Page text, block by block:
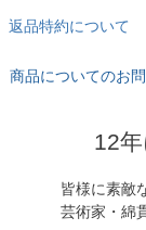
返品特約について
商品についてのお
12
皆様に素敵
芸術家・綿